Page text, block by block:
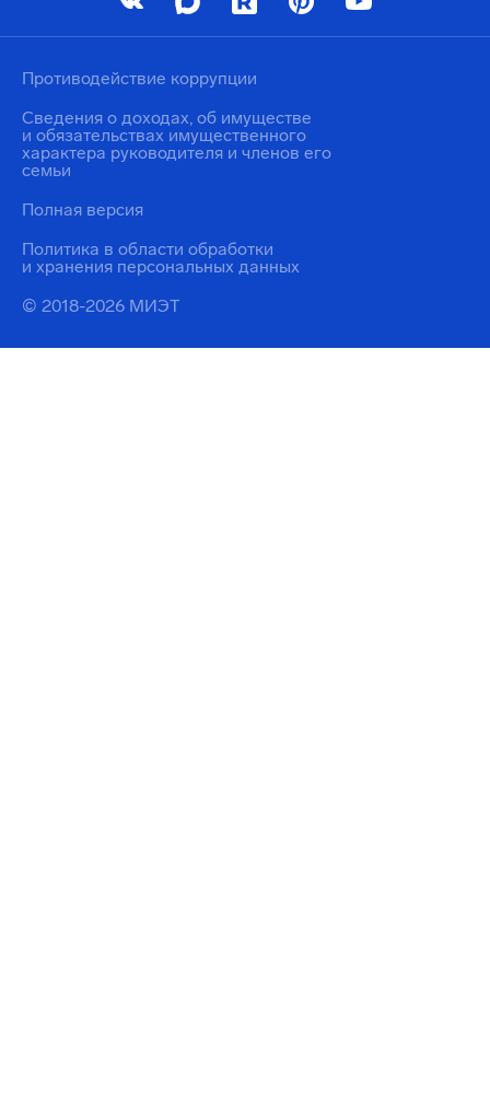
© 2018-2026 МИЭТ
Политика в области обработки
и хранения персональных данных
Противодействие коррупции
Сведения о доходах, об имуществе
и обязательствах имущественного
характера руководителя и членов его
семьи
Полная версия